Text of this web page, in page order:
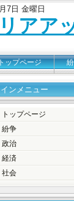
7日 金曜日
アア
ップページ
ンメニュー
トップページ
紛争
政治
経済
社会